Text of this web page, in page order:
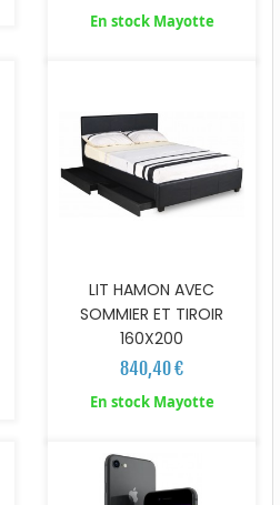
En stock Mayotte
LIT HAMON AVEC
SOMMIER ET TIROIR
160X200
840,40 €
En stock Mayotte